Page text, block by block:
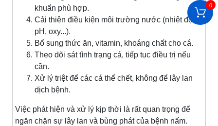
khuẩn phù hợp.
Cải thiện điều kiện môi trường nước (nhiệt độ,
pH, oxy...).
Bổ sung thức ăn, vitamin, khoáng chất cho cá.
Theo dõi sát tình trạng cá, tiếp tục điều trị nếu
cần.
Xử lý triệt để các cá thể chết, không để lây lan
dịch bệnh.
Việc phát hiện và xử lý kịp thời là rất quan trọng để
ngăn chặn sự lây lan và bùng phát của bệnh nấm.
0